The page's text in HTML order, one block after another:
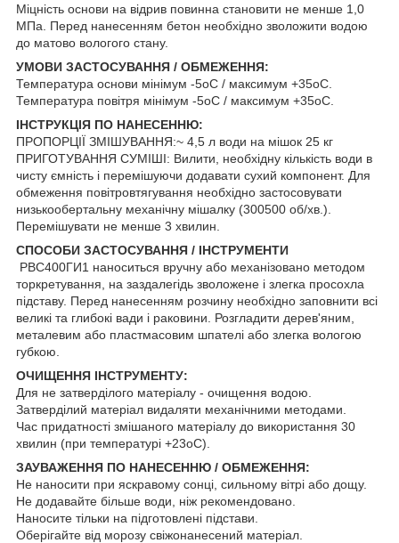
Міцність основи на відрив повинна становити не менше 1,0
МПа. Перед нанесенням бетон необхідно зволожити водою
до матово вологого стану.
УМОВИ ЗАСТОСУВАННЯ / ОБМЕЖЕННЯ:
Температура основи мінімум -5оС / максимум +35оС.
Температура повітря мінімум -5оС / максимум +35оС.
ІНСТРУКЦІЯ ПО НАНЕСЕННЮ:
ПРОПОРЦІЇ ЗМІШУВАННЯ:~ 4,5 л води на мішок 25 кг
ПРИГОТУВАННЯ СУМІШІ: Вилити, необхідну кількість води в
чисту ємність і перемішуючи додавати сухий компонент. Для
обмеження повітровтягування необхідно застосовувати
низькообертальну механічну мішалку (300500 об/хв.).
Перемішувати не менше 3 хвилин.
СПОСОБИ ЗАСТОСУВАННЯ / ІНСТРУМЕНТИ
РВС400ГИ1 наноситься вручну або механізовано методом
торкретування, на заздалегідь зволожене і злегка просохла
підставу. Перед нанесенням розчину необхідно заповнити всі
великі та глибокі вади і раковини. Розгладити дерев'яним,
металевим або пластмасовим шпателі або злегка вологою
губкою.
ОЧИЩЕННЯ ІНСТРУМЕНТУ:
Для не затверділого матеріалу - очищення водою.
Затверділий матеріал видаляти механічними методами.
Час придатності змішаного матеріалу до використання 30
хвилин (при температурі +23оС).
ЗАУВАЖЕННЯ ПО НАНЕСЕННЮ / ОБМЕЖЕННЯ:
Не наносити при яскравому сонці, сильному вітрі або дощу.
Не додавайте більше води, ніж рекомендовано.
Наносите тільки на підготовлені підстави.
Оберігайте від морозу свіжонанесений матеріал.